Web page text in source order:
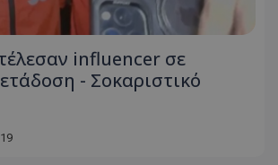
influencer σε
- Σοκαριστικό